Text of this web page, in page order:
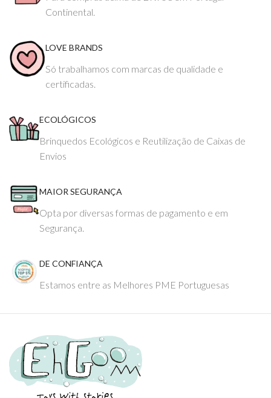
Continental.
LOVE BRANDS
Só trabalhamos com marcas de qualidade e
certificadas.
ECOLÓGICOS
Brinquedos Ecológicos e Reutilização de Caixas de
Envios
MAIOR SEGURANÇA
Opta por diversas formas de pagamento e em
Segurança.
DE CONFIANÇA
Estamos entre as Melhores PME Portuguesas